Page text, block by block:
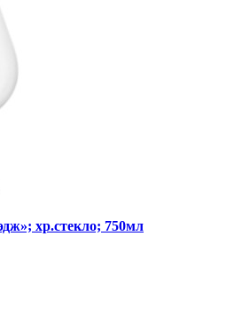
хр.стекло; 750мл